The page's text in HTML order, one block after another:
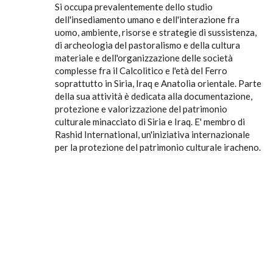
Si occupa prevalentemente dello studio
dell'insediamento umano e dell'interazione fra
uomo, ambiente, risorse e strategie di sussistenza,
di archeologia del pastoralismo e della cultura
materiale e dell'organizzazione delle società
complesse fra il Calcolitico e l'età del Ferro
soprattutto in Siria, Iraq e Anatolia orientale. Parte
della sua attività è dedicata alla documentazione,
protezione e valorizzazione del patrimonio
culturale minacciato di Siria e Iraq. E' membro di
Rashid International, un'iniziativa internazionale
per la protezione del patrimonio culturale iracheno.